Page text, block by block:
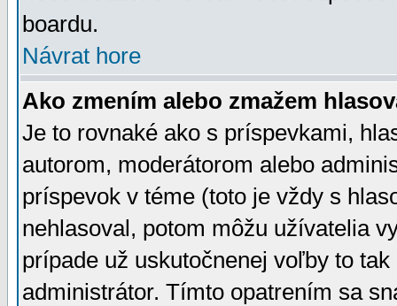
boardu.
Návrat hore
Ako zmením alebo zmažem
Je to rovnaké ako s príspevkami,
autorom, moderátorom alebo
príspevok v téme (toto je vždy s
nehlasoval, potom môžu užívatelia
prípade už uskutočnenej voľby to
administrátor. Tímto opatrením sa